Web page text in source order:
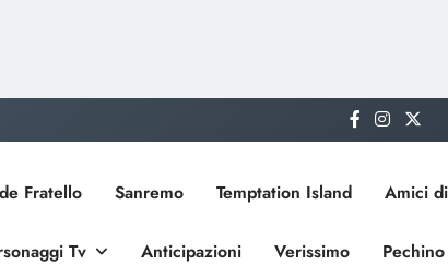
Fratello Sanremo Temptation Island Amici
Tv Anticipazioni Verissimo